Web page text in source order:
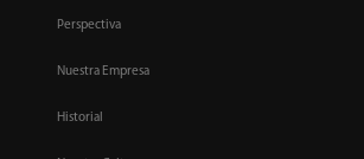
Perspectiva
Nuestra Empresa
Historial